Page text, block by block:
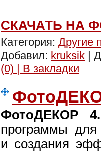
СКАЧАТЬ НА
Категория: Другие
Добавил: kruksik |
(0) | В закладки
ФотоДЕКОР
программы
и создания